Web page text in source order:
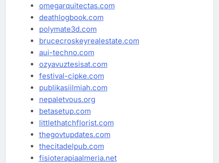
omegarquitectas.com
deathlogbook.com
polymate3d.com
brucecroskeyrealestate.com
aui-techno.com
ozyavuztesisat.com
festival-cipke.com
publikasiilmiah.com
nepaletvous.org
betasetup.com
littlethatchflorist.com
thegovtupdates.com
thecitadelpub.com
fisioterapiaalmeria.net